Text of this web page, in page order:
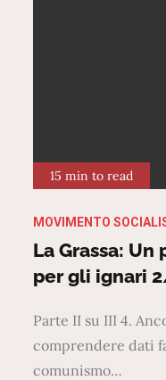
15 min to read
MOVIMENTO
La Grassa: Un
per gli ignari
Parte II su III 4.
comprendere dati
comunismo…